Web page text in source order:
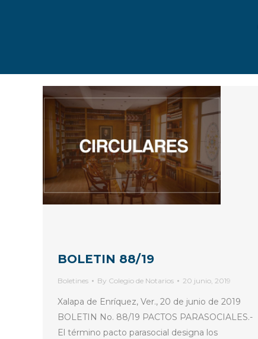
BOLETIN 88/19
Boletines By Colegio de Notarios 20 junio, 2019
Xalapa de Enríquez, Ver., 20 de junio de 2019
BOLETIN No. 88/19 PACTOS PARASOCIALES.-
El término pacto parasocial designa los